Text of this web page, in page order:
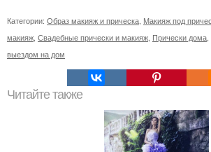
Категории: Образ макияж и прическа, Макияж под
макияж, Свадебные прически и макияж, Прически дома,
выездом на дом
Читайте также